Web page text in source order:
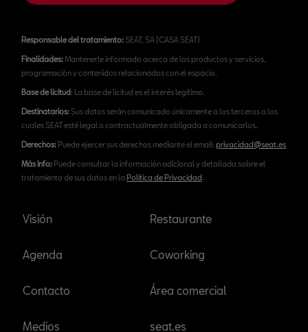
Responsable del tratamiento:SEAT, SA (CASA SEAT)
Finalidades:Mantenerle informado acerca de los productos y servicios,
programación y contenidos relacionados con el espacio.
Base de licitud: La base de licitud es el interés legítimo.
Destinatarios:Sus datos serán comunicado únicamente a los terceros a los
cuales SEAT esté legal o contractualmente obligada a comunicarlos.
Derechos: Puede ejercer sus derechos mediante el email: privacidad@seat.es
Más Info: Puede consultar la información adicional y detallada sobre el
tratamiento de sus datos en la Política de Privacidad.
Visión
Agenda
Contacto
Medios
Restaurante
Coworking
Área comercial
seat.es